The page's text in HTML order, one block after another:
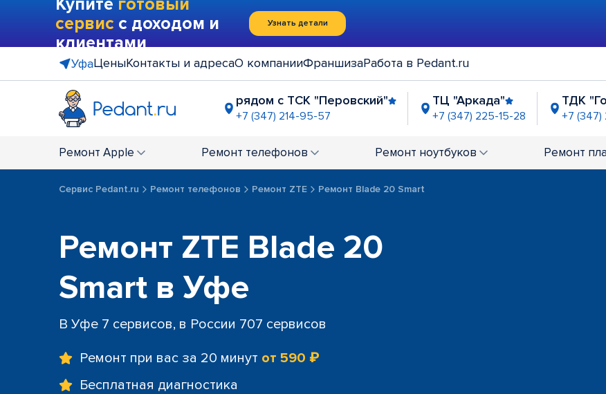
Купите готовый
сервис с доходом и
клиентами
Узнать детали
УфаЦеныКонтакты и адресаО компанииФраншизаРабота в Pedant.ru
рядом с ТСК "Перовский"
+7 (347) 214-95-57
ТЦ "Аркада"
+7 (347) 225-15-28
ТДК
+7 (347)
+7 (347) 225-06-39 +7 (347) 225-03-32 +7 (347) 225-18-
Ремонт Apple Ремонт телефонов Ремонт ноутбуков Ремонт
Сервис Pedant.ru Ремонт телефонов Ремонт ZTE Ремонт Blade 20 Smart
Ремонт ZTE Blade 20
Smart в Уфе
В Уфе 7 сервисов, в России 707 сервисов
Ремонт при вас за 20 минут от 590 ₽
Бесплатная диагностика